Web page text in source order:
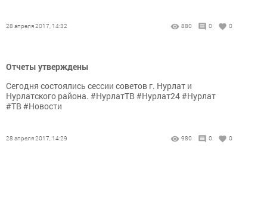
28 апреля 2017, 14:32 880 0 0
Отчеты утверждены
Сегодня состоялись сессии советов г. Нурлат и
Нурлатского района. #НурлатТВ #Нурлат24 #Нурлат
#ТВ #Новости
28 апреля 2017, 14:29 980 0 0